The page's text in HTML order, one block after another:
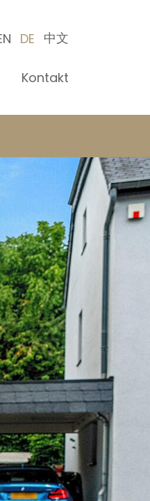
DE 中文
Kontakt